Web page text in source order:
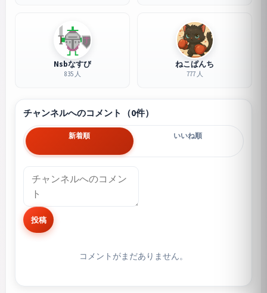
Nsbなすび
835 人
ねこぱんち
777 人
チャンネルへのコメント（0件）
新着順 いいね順
投稿
コメントがまだありません。